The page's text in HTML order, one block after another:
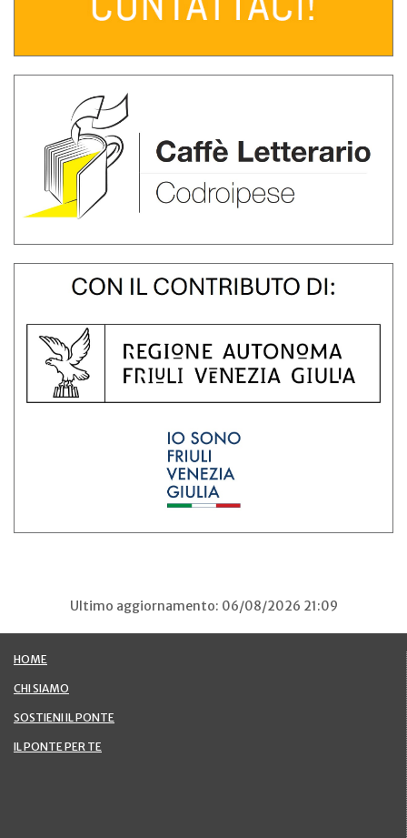
Ultimo aggiornamento: 06/08/2026 21:09
HOME
CHI SIAMO
SOSTIENI IL PONTE
IL PONTE PER TE